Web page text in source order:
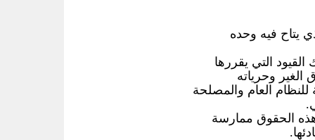
يتاح فيه وحده
التي يقررها
وحرياته
للنظام العام والمصلحة
الحقوق ممارسة